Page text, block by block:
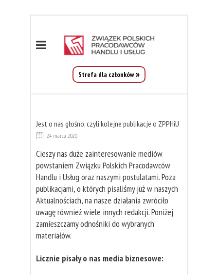
Strefa dla członków
Jest o nas głośno, czyli kolejne publikacje o ZPPHiU
24 marca 2020
Cieszy nas duże zainteresowanie mediów
powstaniem Związku Polskich Pracodawców
Handlu i Usług oraz naszymi postulatami. Poza
publikacjami, o których pisaliśmy już w naszych
Aktualnościach, na nasze działania zwróciło
uwagę również wiele innych redakcji. Poniżej
zamieszczamy odnośniki do wybranych
materiałów.
Licznie pisały o nas media biznesowe: